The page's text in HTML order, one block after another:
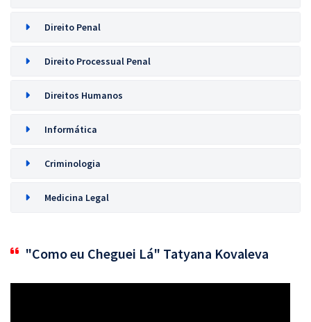
Direito Penal
Direito Processual Penal
Direitos Humanos
Informática
Criminologia
Medicina Legal
"Como eu Cheguei Lá" Tatyana Kovaleva